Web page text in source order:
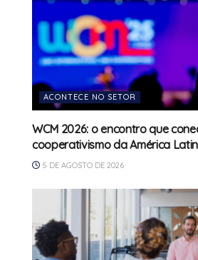
ACONTECE NO SETOR
WCM 2026: o encontro que
cooperativismo da América
5 DE AGOSTO DE 2026